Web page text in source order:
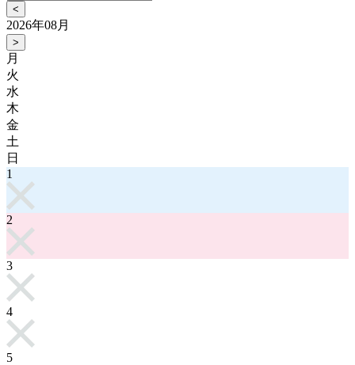
<
2026年08月
>
月
火
水
木
金
土
日
1
2
3
4
5